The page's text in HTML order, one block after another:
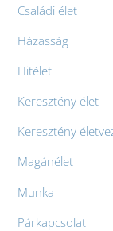
Családi élet
Házasság
Hitélet
Keresztény élet
Keresztény
Magánélet
Munka
Párkapcsolat